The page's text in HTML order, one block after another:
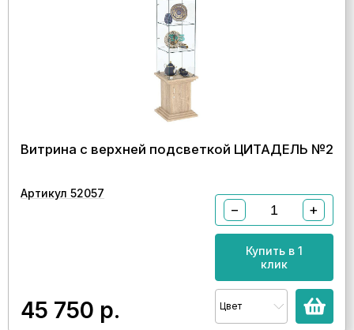
Витрина с верхней подсветкой ЦИТАДЕЛЬ №2
Артикул 52057
45 750 р.
− +
Купить в 1
клик
Цвет